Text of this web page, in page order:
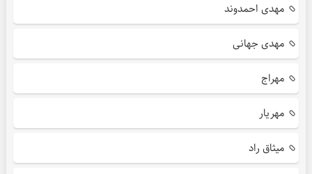
مهدی احمدوند
مهدی جهانی
مهراج
مهریار
میثاق راد